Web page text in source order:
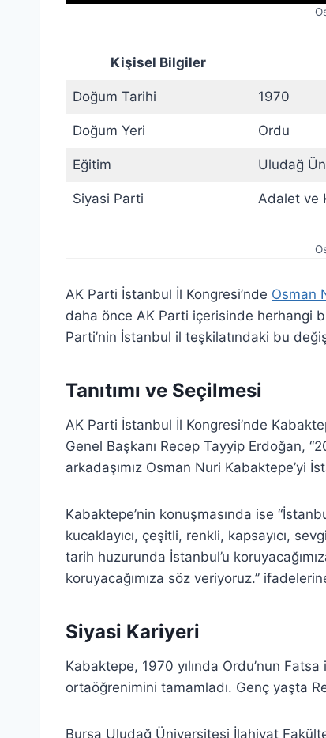
Kişisel Bilgiler
Doğum Tarihi 1970
Doğum Yeri Ordu
Eğitim Uludağ
Siyasi Parti Adalet ve
AK Parti İstanbul İl Kongresi’nde Osman
daha önce AK Parti içerisinde herhangi
Parti’nin İstanbul il teşkilatındaki bu
Tanıtımı ve Seçilmesi
AK Parti İstanbul İl Kongresi’nde
Genel Başkanı Recep Tayyip Erdoğan,
arkadaşımız Osman Nuri Kabaktepe’yi
Kabaktepe’nin konuşmasında ise
kucaklayıcı, çeşitli, renkli, kapsayıcı,
tarih huzurunda İstanbul’u
koruyacağımıza söz veriyoruz.”
Siyasi Kariyeri
Kabaktepe, 1970 yılında Ordu’nun
ortaöğrenimini tamamladı. Genç yaşta
Bursa Uludağ Üniversitesi İlahiyat